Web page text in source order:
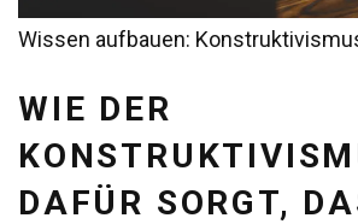
Wissen aufbauen:
WIE DER
DAFÜR SORGT,